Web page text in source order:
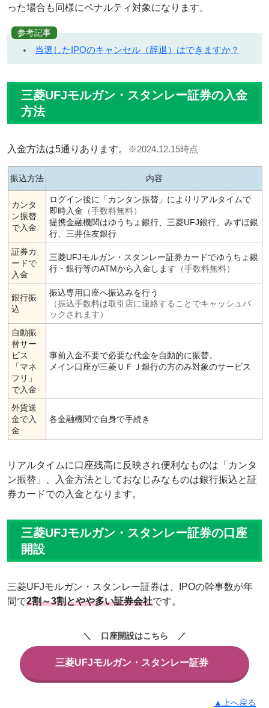
った場合も同様にペナルティ対象になります。
参考記事
当選したIPOのキャンセル（辞退）はできますか？
三菱UFJモルガン・スタンレー証券の入金
方法
入金方法は5通りあります。 ※2024.12.15時点
振込方法 内容
カンタ
ン振替
で入金
ログイン後に「カンタン振替」によりリアルタイムで
即時入金 （手数料無料）
提携金融機関はゆうちょ銀行、三菱UFJ銀行、みずほ銀
行、三井住友銀行
証券カ
ードで
入金
三菱UFJモルガン・スタンレー証券カードでゆうちょ銀
行・銀行等のATMから入金します （手数料無料）
銀行振
込
振込専用口座へ振込みを行う
（振込手数料は取引店に連絡することでキャッシュバ
ックされます）
自動振
替サー
ビス
「マネ
フリ」
で入金
事前入金不要で必要な代金を自動的に振替。
メイン口座が三菱ＵＦＪ銀行の方のみ対象のサービス
外貨送
金で入
金
各金融機関で自身で手続き
リアルタイムに口座残高に反映され便利なものは「カンタ
ン振替」、入金方法としておなじみなものは銀行振込と証
券カードでの入金となります。
三菱UFJモルガン・スタンレー証券の口座
開設
三菱UFJモルガン・スタンレー証券は、IPOの幹事数が年
間で2割～3割とやや多い証券会社です。
三菱UFJモルガン・スタンレー証券
口座開設はこちら
▲上へ戻る